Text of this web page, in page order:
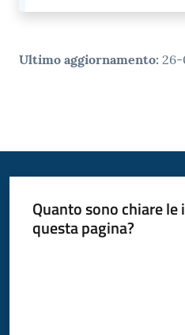
Ultimo aggiornamento: 26-
Quanto sono chiare
questa pagina?